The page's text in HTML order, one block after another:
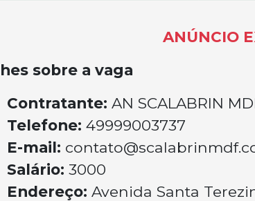
ANÚNCIO
sobre a vaga
Contratante: AN SCALABRIN
Telefone: 49999003737
E-mail:
Salário: 3000
Endereço: Avenida Santa